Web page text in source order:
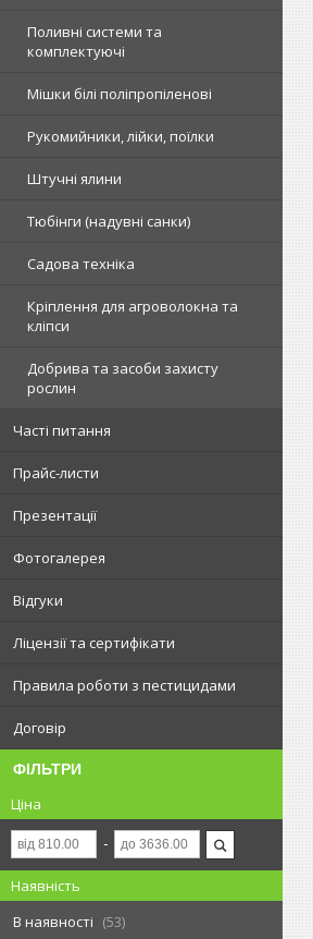
Поливні системи та
комплектуючі
Мішки білі поліпропіленові
Рукомийники, лійки, поїлки
Штучні ялини
Тюбінги (надувні санки)
Садова техніка
Кріплення для агроволокна та
кліпси
Добрива та засоби захисту
рослин
Часті питання
Прайс-листи
Презентації
Фотогалерея
Відгуки
Ліцензії та сертифікати
Правила роботи з пестицидами
Договір
ФІЛЬТРИ
Ціна
Наявність
В наявності
53